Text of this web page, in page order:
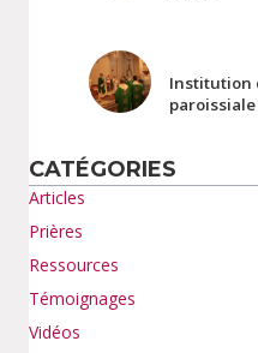
Institution
CATÉGORIES
Articles
Prières
Ressources
Témoignages
Vidéos